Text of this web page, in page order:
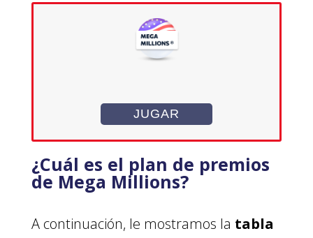
JUGAR
¿Cuál es el plan de premios
de Mega Millions?
A continuación, le mostramos la tabla